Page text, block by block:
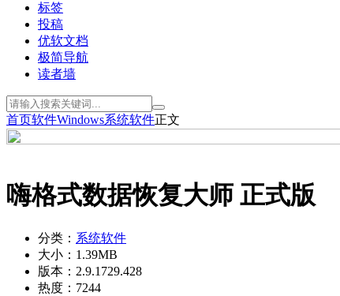
标签
投稿
优软文档
极简导航
读者墙
首页软件Windows系统软件正文
嗨格式数据恢复大师 正式版
分类： 系统软件
大小： 1.39MB
版本： 2.9.1729.428
热度： 7244